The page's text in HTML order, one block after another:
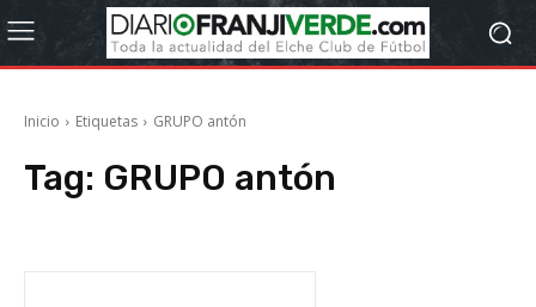
Inicio Etiquetas GRUPO antón
Tag: GRUPO antón